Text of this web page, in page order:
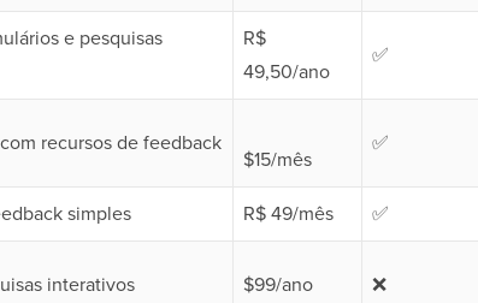
e pesquisas
R$
49,50/ano
✅
recursos de feedback
$15/mês
✅
simples R$ 49/mês ✅
interativos $99/ano ❌